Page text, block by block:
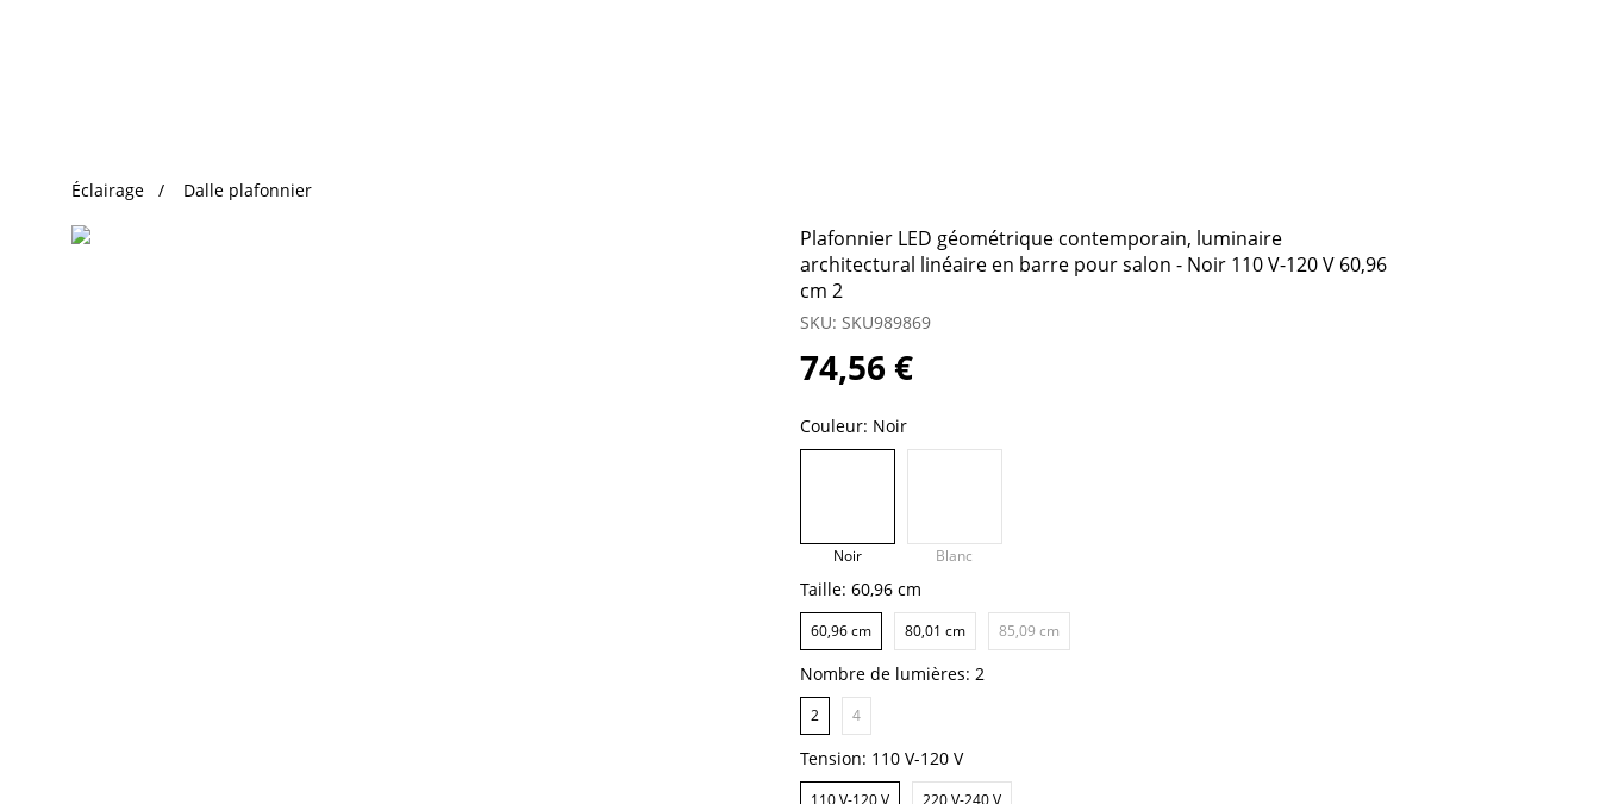
Éclairage Dalle plafonnier
Plafonnier LED géométrique contemporain, luminaire
architectural linéaire en barre pour salon - Noir 110 V-120 V 60,96
cm 2
SKU: SKU989869
74,56 €
Couleur: Noir
Noir Blanc
Taille: 60,96 cm
60,96 cm 80,01 cm 85,09 cm
Nombre de lumières: 2
2 4
Tension: 110 V-120 V
110 V-120 V 220 V-240 V